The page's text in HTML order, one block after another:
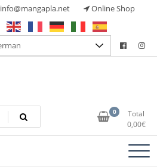
info@mangapla.net Online Shop
0
Total
0,00€